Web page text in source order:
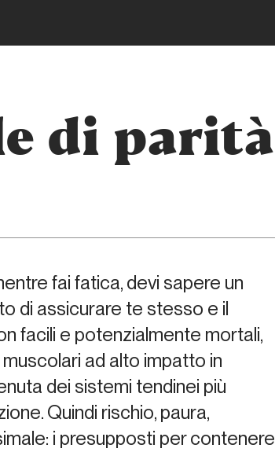
di parità
fai fatica, devi sapere un
di assicurare te stesso e il
facili e potenzialmente mortali,
ad alto impatto in
dei sistemi tendinei più
Quindi rischio, paura,
i presupposti per contenere